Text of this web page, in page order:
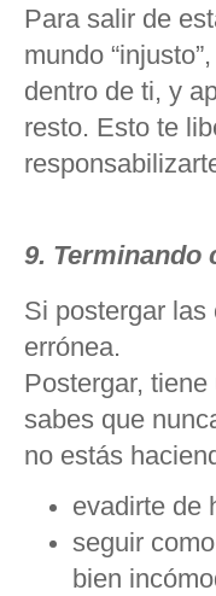
Para salir de
mundo
dentro de ti, y
resto. Esto te
9. Terminando
Si postergar las
errónea.
Postergar,
sabes que
no estás
evadirte de
seguir
bien